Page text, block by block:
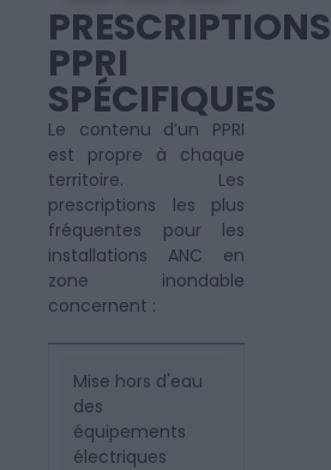
PRESCRIPTIONS
PPRI
SPÉCIFIQUES
Le contenu d’un PPRI
est propre à chaque
territoire. Les
prescriptions les plus
fréquentes pour les
installations ANC en
zone inondable
concernent :
Mise hors d'eau
des
équipements
électriques